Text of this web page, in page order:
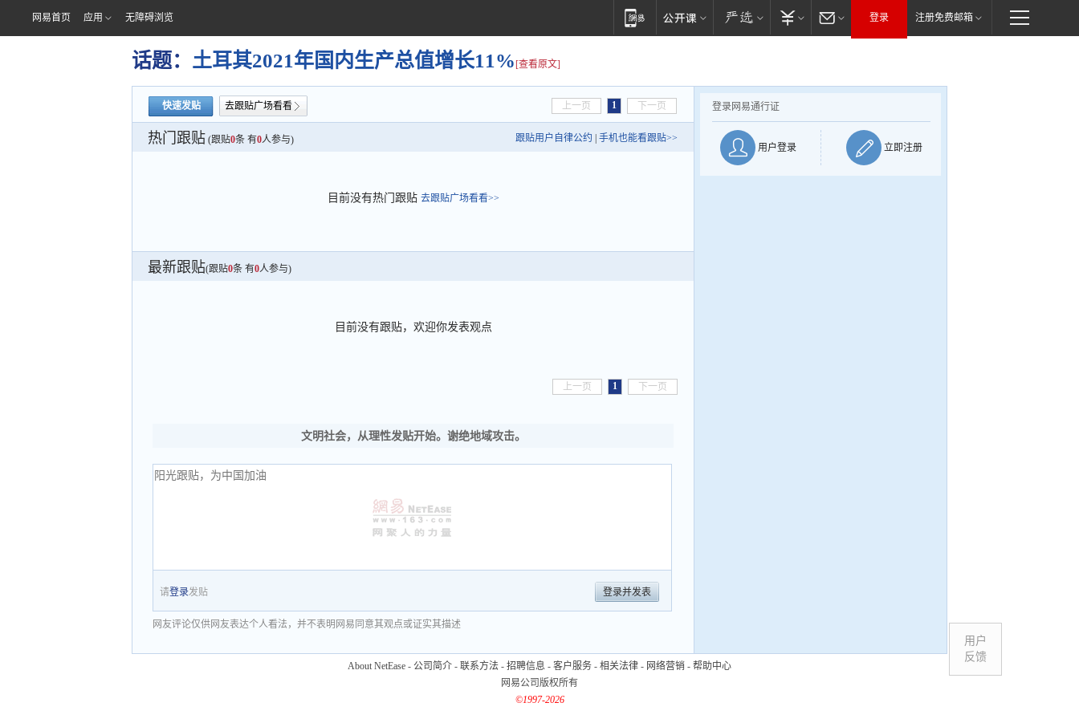
网易首页 应用 无障碍浏览 登录 注册免费邮箱
话题： 土耳其2021年国内生产总值增长11% [查看原文]
快速发贴 去跟贴广场看看 上一页 1 下一页
热门跟贴 (跟贴0条 有0人参与) 跟贴用户自律公约 手机也能看跟贴>>
目前没有热门跟贴 去跟贴广场看看>>
最新跟贴(跟贴0条 有0人参与)
目前没有跟贴，欢迎你发表观点
上一页 1 下一页
文明社会，从理性发贴开始。谢绝地域攻击。
请登录发贴 登录并发表
网友评论仅供网友表达个人看法，并不表明网易同意其观点或证实其描述
登录网易通行证
用户登录 立即注册
用户
反馈
About NetEase - 公司简介 - 联系方法 - 招聘信息 - 客户服务 - 相关法律 - 网络营销 - 帮助中心
网易公司版权所有
©1997-2026